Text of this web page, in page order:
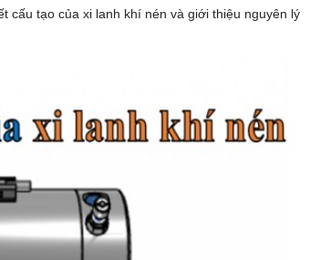
cấu tạo của xi lanh khí nén và giới thiệu nguyên lý